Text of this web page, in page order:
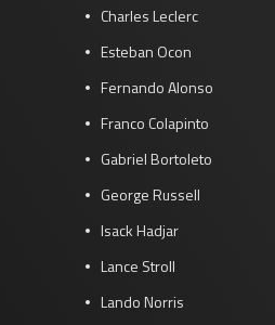
za 19:00 - 20:00
zo 17:00 - 19:00
Charles Leclerc
Esteban Ocon
Fernando Alonso
Franco Colapinto
Gabriel Bortoleto
George Russell
Isack Hadjar
Lance Stroll
Lando Norris